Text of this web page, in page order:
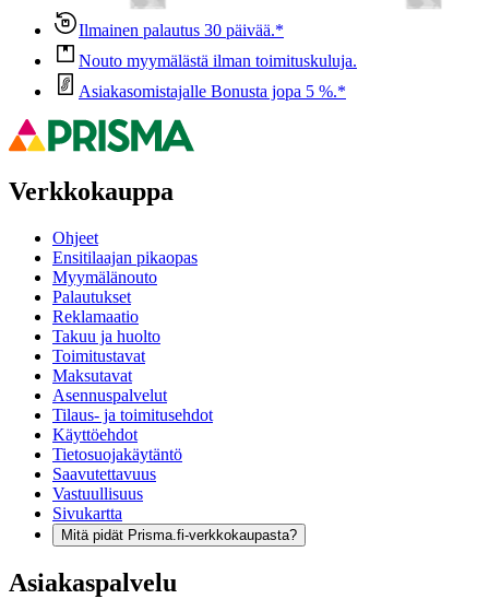
Ilmainen palautus 30 päivää.*
Nouto myymälästä ilman toimituskuluja.
Asiakasomistajalle Bonusta jopa 5 %.*
Verkkokauppa
Ohjeet
Ensitilaajan pikaopas
Myymälänouto
Palautukset
Reklamaatio
Takuu ja huolto
Toimitustavat
Maksutavat
Asennuspalvelut
Tilaus- ja toimitusehdot
Käyttöehdot
Tietosuojakäytäntö
Saavutettavuus
Vastuullisuus
Sivukartta
Mitä pidät Prisma.fi-verkkokaupasta?
Asiakaspalvelu